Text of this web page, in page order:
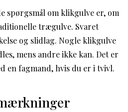
spørgsmål om klikgulve er, om
trægulve. Svaret
og slidlag. Nogle klikgulve
mens andre ikke kan. Det er
en fagmand, hvis du er i tvivl.